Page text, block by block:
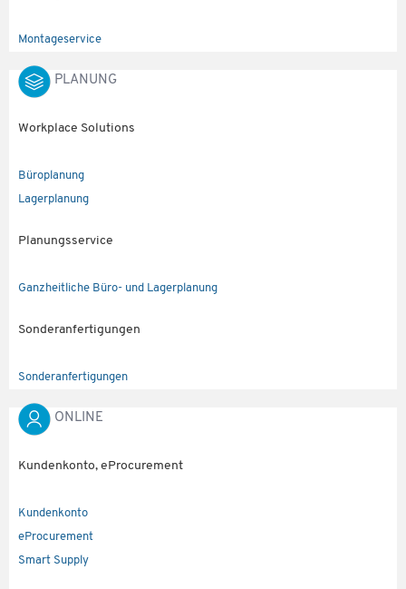
Montageservice
PLANUNG
Workplace Solutions
Büroplanung
Lagerplanung
Planungsservice
Ganzheitliche Büro- und Lagerplanung
Sonderanfertigungen
Sonderanfertigungen
ONLINE
Kundenkonto, eProcurement
Kundenkonto
eProcurement
Smart Supply